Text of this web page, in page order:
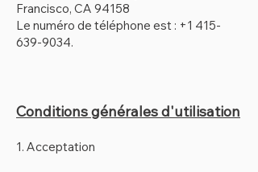
Francisco, CA 94158
Le numéro de téléphone est : +1 415-
639-9034.
Conditions générales d'utilisation
1. Acceptation